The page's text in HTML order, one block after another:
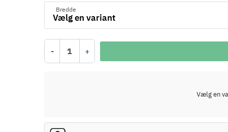
Bredde
- +
Vælg en